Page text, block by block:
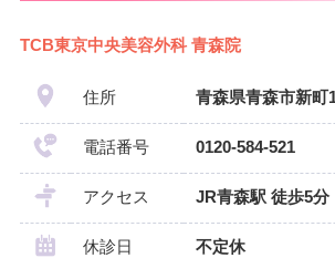
TCB東京中央美容外科 青森院
住所 青森県青森市新町
電話番号 0120-584-521
アクセス JR青森駅 徒歩5分
休診日 不定休